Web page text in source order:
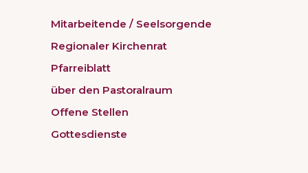
Mitarbeitende / Seelsorgende
Regionaler Kirchenrat
Pfarreiblatt
über den Pastoralraum
Offene Stellen
Gottesdienste